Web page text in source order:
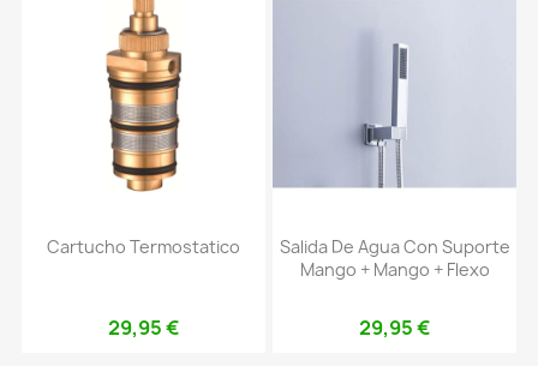
Cartucho Termostatico
29,95 €
Salida De Agua Con Suporte
Mango + Mango + Flexo
29,95 €